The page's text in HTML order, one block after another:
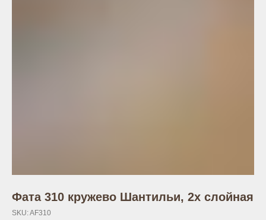
Фата 310 кружево Шантильи, 2х слойная
SKU:AF310